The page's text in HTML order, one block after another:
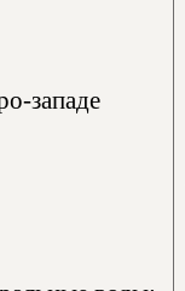
западе